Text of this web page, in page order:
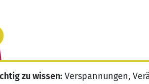
zu wissen: Verspannungen,